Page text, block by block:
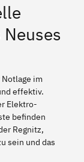
im
effektiv.
Elektro-
befinden
Regnitz,
sein und das